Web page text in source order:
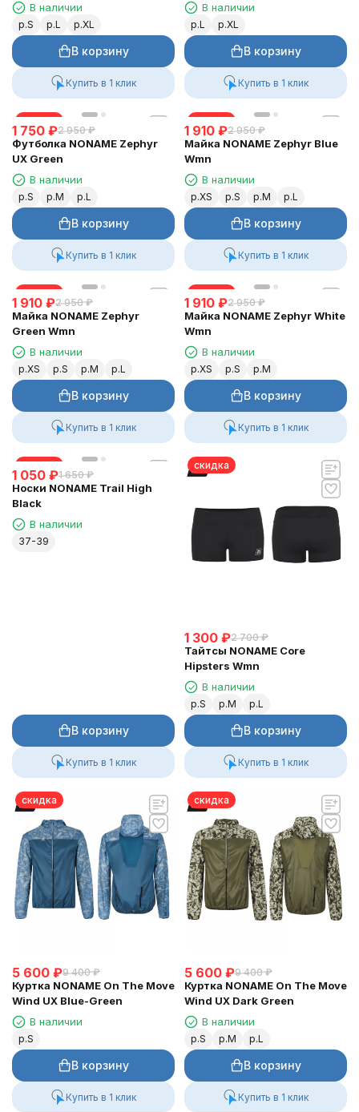
В наличии
р.S р.L р.XL
В корзину
Купить в 1 клик
В наличии
р.L р.XL
В корзину
Купить в 1 клик
скидка
1 750 ₽2 950 ₽
Футболка NONAME Zephyr
UX Green
В наличии
р.S р.M р.L
В корзину
Купить в 1 клик
скидка
1 910 ₽2 950 ₽
Майка NONAME Zephyr Blue
Wmn
В наличии
р.XS р.S р.M р.L
В корзину
Купить в 1 клик
скидка
1 910 ₽2 950 ₽
Майка NONAME Zephyr
Green Wmn
В наличии
р.XS р.S р.M р.L
В корзину
Купить в 1 клик
скидка
1 910 ₽2 950 ₽
Майка NONAME Zephyr White
Wmn
В наличии
р.XS р.S р.M
В корзину
Купить в 1 клик
скидка
1 050 ₽1 650 ₽
Носки NONAME Trail High
Black
В наличии
37-39
В корзину
Купить в 1 клик
скидка
1 300 ₽2 700 ₽
Тайтсы NONAME Core
Hipsters Wmn
В наличии
р.S р.M р.L
В корзину
Купить в 1 клик
скидка
5 600 ₽9 400 ₽
Куртка NONAME On The Move
Wind UX Blue-Green
В наличии
р.S
В корзину
Купить в 1 клик
скидка
5 600 ₽9 400 ₽
Куртка NONAME On The Move
Wind UX Dark Green
В наличии
р.S р.M р.L
В корзину
Купить в 1 клик